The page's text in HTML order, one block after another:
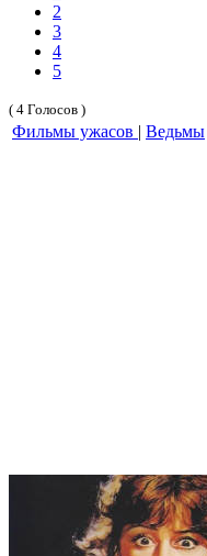
2
3
4
5
( 4 Голосов )
Фильмы ужасов | Ведьмы